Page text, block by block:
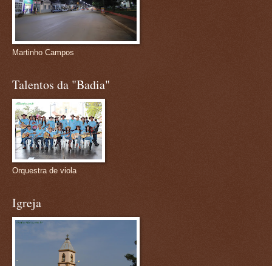
Martinho Campos
Talentos da "Badia"
Orquestra de viola
Igreja